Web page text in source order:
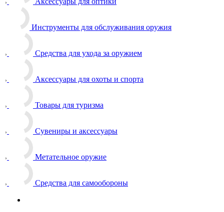
Инструменты для обслуживания оружия
Средства для ухода за оружием
Аксессуары для охоты и спорта
Товары для туризма
Сувениры и аксессуары
Метательное оружие
Средства для самообороны